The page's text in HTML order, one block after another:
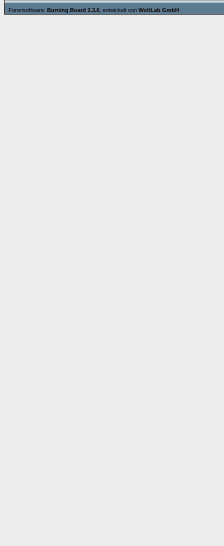
Forensoftware: Burning Board 2.3.6 , entwickelt von WoltLab GmbH